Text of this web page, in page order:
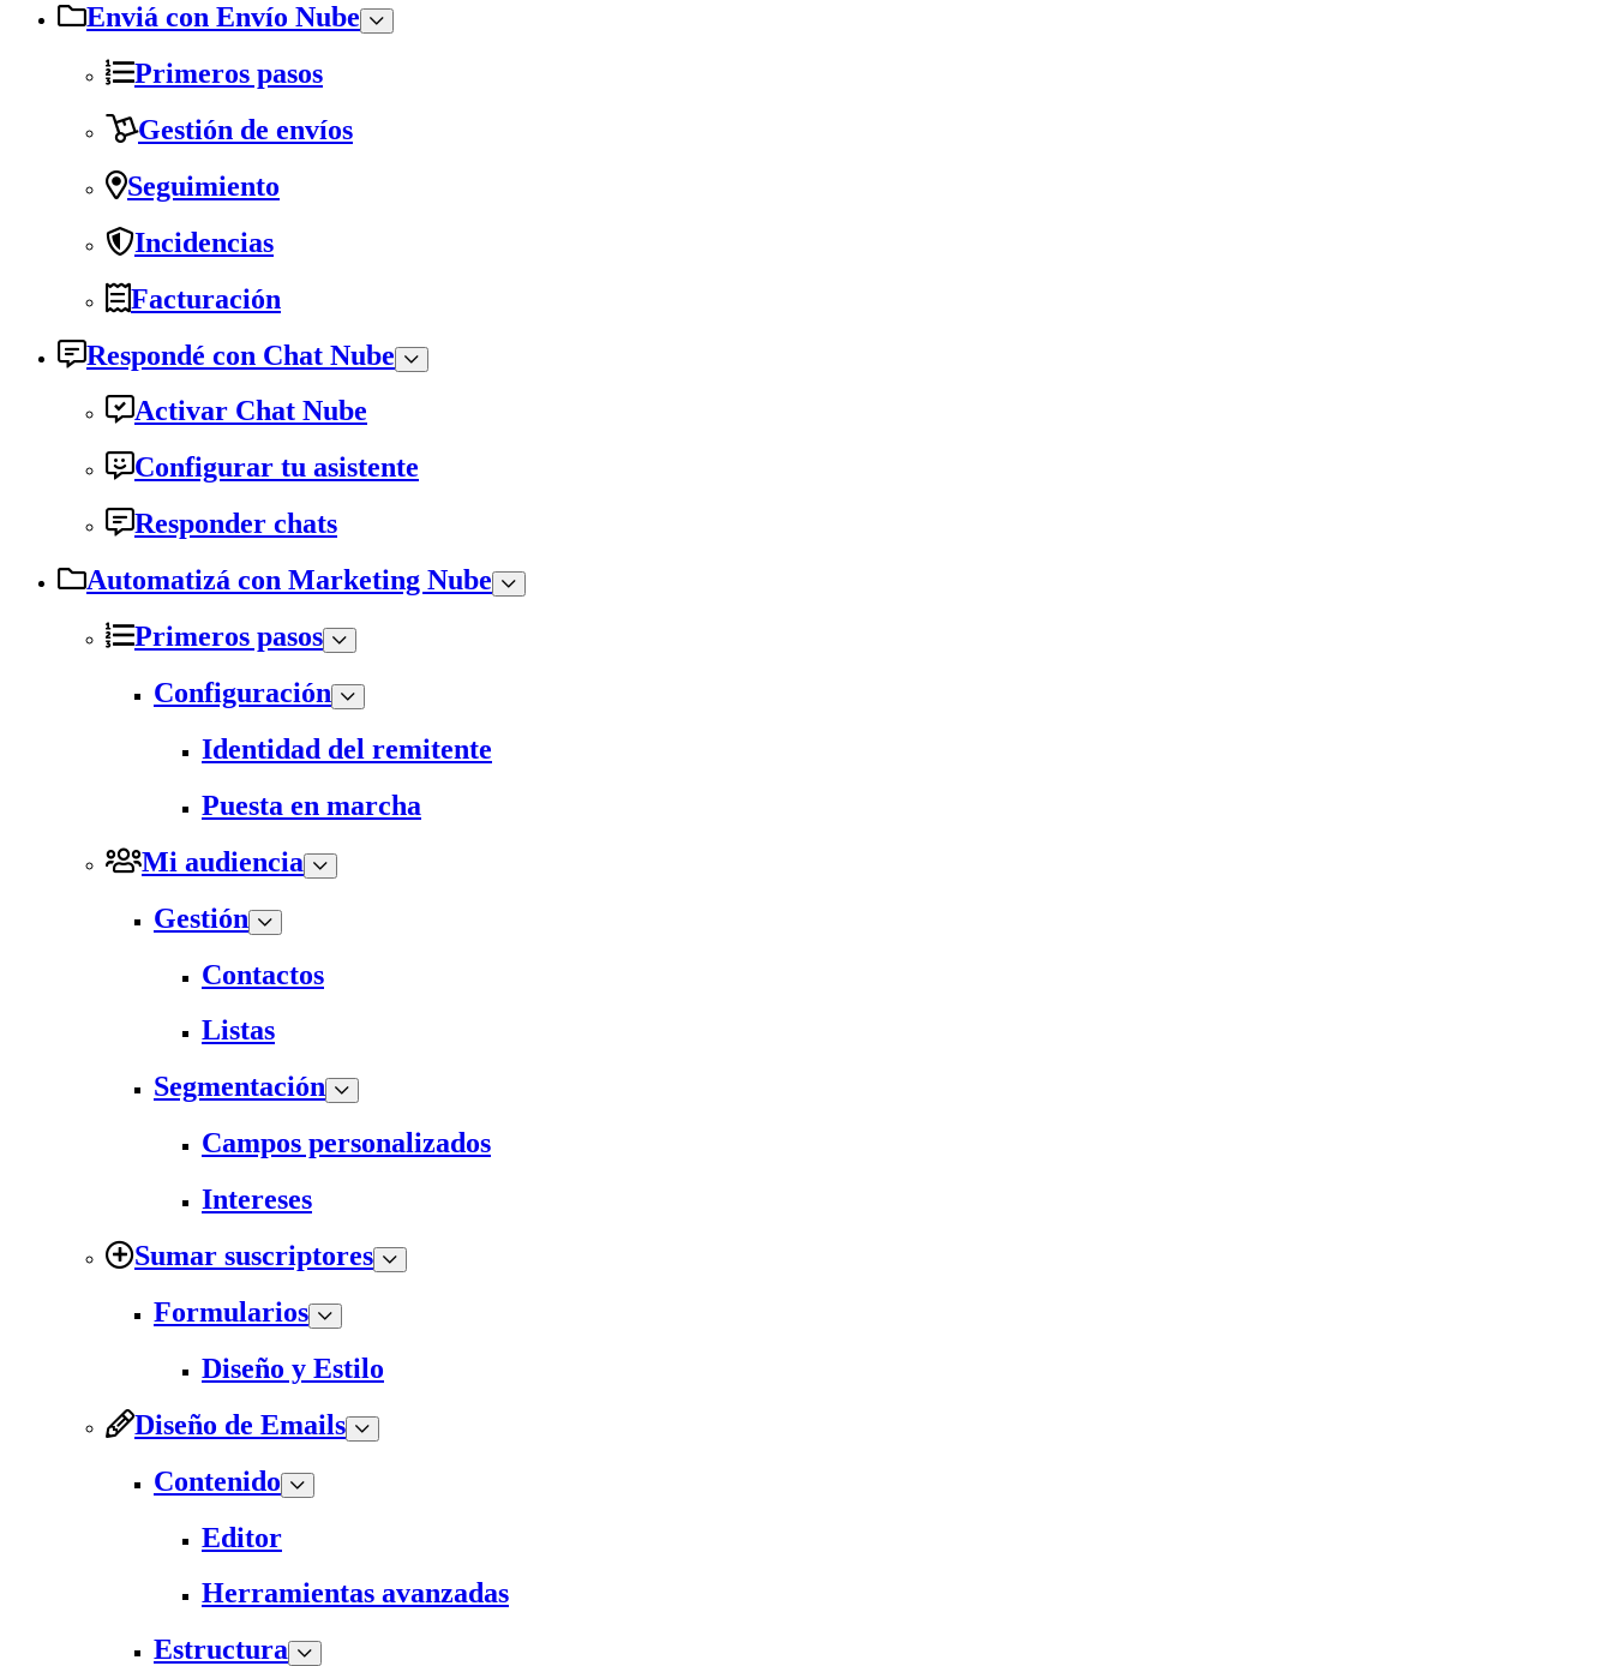
Enviá con Envío Nube
Primeros pasos
Gestión de envíos
Seguimiento
Incidencias
Facturación
Respondé con Chat Nube
Activar Chat Nube
Configurar tu asistente
Responder chats
Automatizá con Marketing Nube
Primeros pasos
Configuración
Identidad del remitente
Puesta en marcha
Mi audiencia
Gestión
Contactos
Listas
Segmentación
Campos personalizados
Intereses
Sumar suscriptores
Formularios
Diseño y Estilo
Diseño de Emails
Contenido
Editor
Herramientas avanzadas
Estructura